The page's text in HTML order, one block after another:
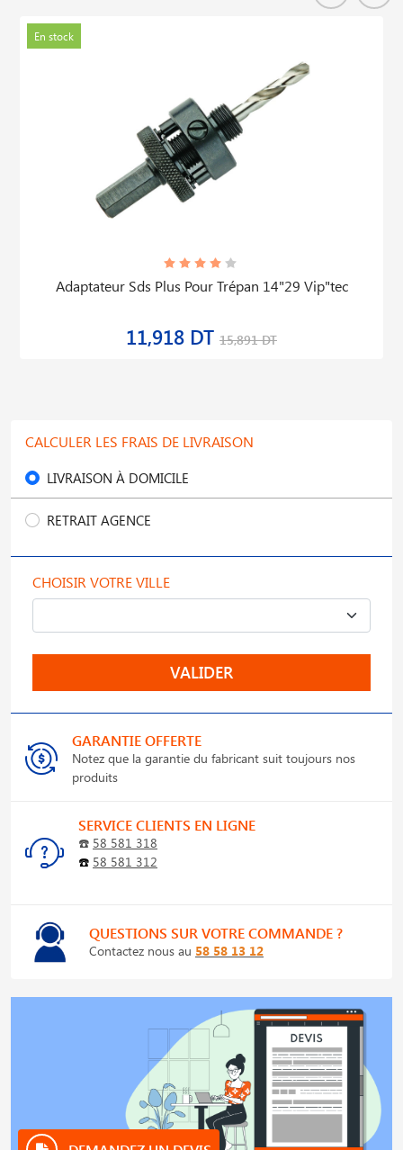
En stock
Adaptateur Sds Plus Pour Trépan 14"29 Vip"tec
11,918 DT 15,891 DT
CALCULER LES FRAIS DE LIVRAISON
LIVRAISON À DOMICILE
RETRAIT AGENCE
CHOISIR VOTRE VILLE
VALIDER
GARANTIE OFFERTE
Notez que la garantie du fabricant suit toujours nos
produits
SERVICE CLIENTS EN LIGNE
☎️ 58 581 318
☎️ 58 581 312
QUESTIONS SUR VOTRE COMMANDE ?
Contactez nous au 58 58 13 12